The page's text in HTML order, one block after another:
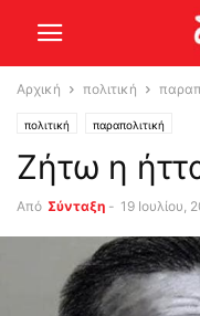
Αρχική πολιτική
πολιτική παραπολιτική
Ζήτω η
Από Σύνταξη - 19 Ιουλίου,